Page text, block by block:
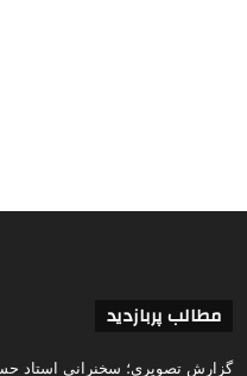
مطالب پربازدید
گزارش تصویری؛ سخنرانی استاد